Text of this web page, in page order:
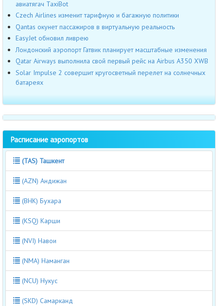
авиатягач TaxiBot
Czech Airlines изменит тарифную и багажную политики
Qantas окунет пассажиров в виртуальную реальность
EasyJet обновил ливрею
Лондонский аэропорт Гатвик планирует масштабные изменения
Qatar Airways выполнила свой первый рейс на Airbus A350 XWB
Solar Impulse 2 совершит кругосветный перелет на солнечных
батареях
Расписание аэропортов
(TAS) Ташкент
(AZN) Андижан
(BHK) Бухара
(KSQ) Карши
(NVI) Навои
(NMA) Наманган
(NCU) Нукус
(SKD) Самарканд